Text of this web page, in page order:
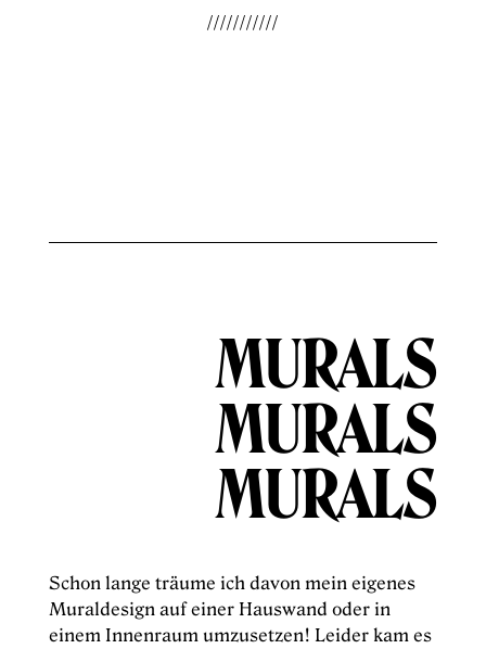
///////////
MURALS
MURALS
MURALS
Schon lange träume ich davon mein eigenes
Muraldesign auf einer Hauswand oder in
einem Innenraum umzusetzen! Leider kam es